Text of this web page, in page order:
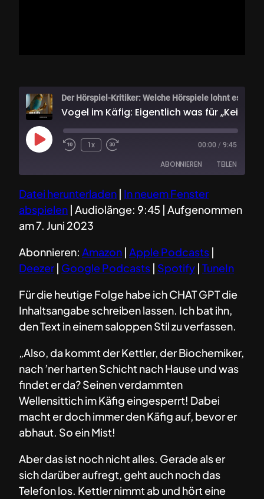
Play
1x 00:00 / 9:45
ABONNIEREN TEILEN
Amazon Apple Podcasts
Deezer Google Podcasts
RSS FEED
TEILEN
LINK
EMBED
Datei herunterladen | In neuem Fenster
abspielen | Audiolänge: 9:45 | Aufgenommen
am 7. Juni 2023
Abonnieren: Amazon | Apple Podcasts |
Deezer | Google Podcasts | Spotify | TuneIn
Für die heutige Folge habe ich CHAT GPT die
Inhaltsangabe schreiben lassen. Ich bat ihn,
den Text in einem saloppen Stil zu verfassen.
„Also, da kommt der Kettler, der Biochemiker,
nach ’ner harten Schicht nach Hause und was
findet er da? Seinen verdammten
Wellensittich im Käfig eingesperrt! Dabei
macht er doch immer den Käfig auf, bevor er
abhaut. So ein Mist!
Aber das ist noch nicht alles. Gerade als er
sich darüber aufregt, geht auch noch das
Telefon los. Kettler nimmt ab und hört eine